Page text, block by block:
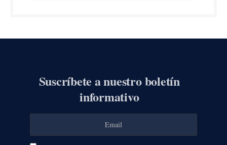
Suscríbete a nuestro boletín
informativo